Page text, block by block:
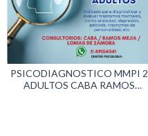
PSICODIAGNOSTICO MMPI 2
ADULTOS CABA RAMOS